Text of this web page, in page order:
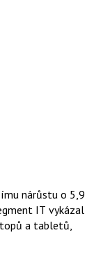
nárůstu o 5,9
IT vykázal
a tabletů,